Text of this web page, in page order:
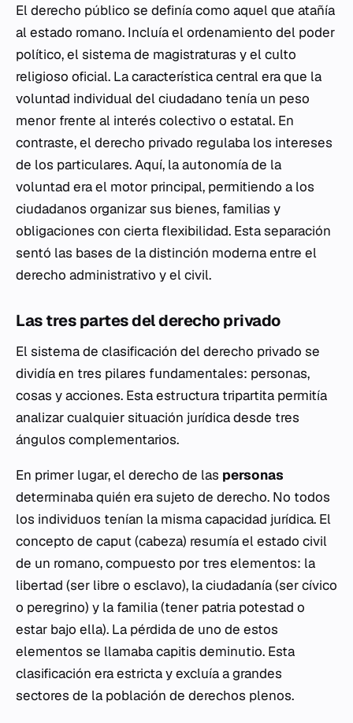
El derecho público se definía como aquel que atañía
al estado romano. Incluía el ordenamiento del poder
político, el sistema de magistraturas y el culto
religioso oficial. La característica central era que la
voluntad individual del ciudadano tenía un peso
menor frente al interés colectivo o estatal. En
contraste, el derecho privado regulaba los intereses
de los particulares. Aquí, la autonomía de la
voluntad era el motor principal, permitiendo a los
ciudadanos organizar sus bienes, familias y
obligaciones con cierta flexibilidad. Esta separación
sentó las bases de la distinción moderna entre el
derecho administrativo y el civil.
Las tres partes del derecho privado
El sistema de clasificación del derecho privado se
dividía en tres pilares fundamentales: personas,
cosas y acciones. Esta estructura tripartita permitía
analizar cualquier situación jurídica desde tres
ángulos complementarios.
En primer lugar, el derecho de las personas
determinaba quién era sujeto de derecho. No todos
los individuos tenían la misma capacidad jurídica. El
concepto de caput (cabeza) resumía el estado civil
de un romano, compuesto por tres elementos: la
libertad (ser libre o esclavo), la ciudadanía (ser cívico
o peregrino) y la familia (tener patria potestad o
estar bajo ella). La pérdida de uno de estos
elementos se llamabacapitis deminutio. Esta
clasificación era estricta y excluía a grandes
sectores de la población de derechos plenos.